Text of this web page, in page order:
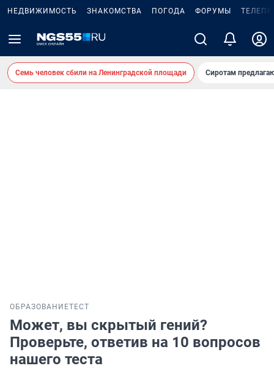
НЕДВИЖИМОСТЬ ЗНАКОМСТВА ПОГОДА ФОРУМЫ
Семь человек сбили на Ленинградской площади Сиротам
ОБРАЗОВАНИЕТЕСТ
Может, вы скрытый гений?
Проверьте, ответив на 10 вопросов
нашего теста